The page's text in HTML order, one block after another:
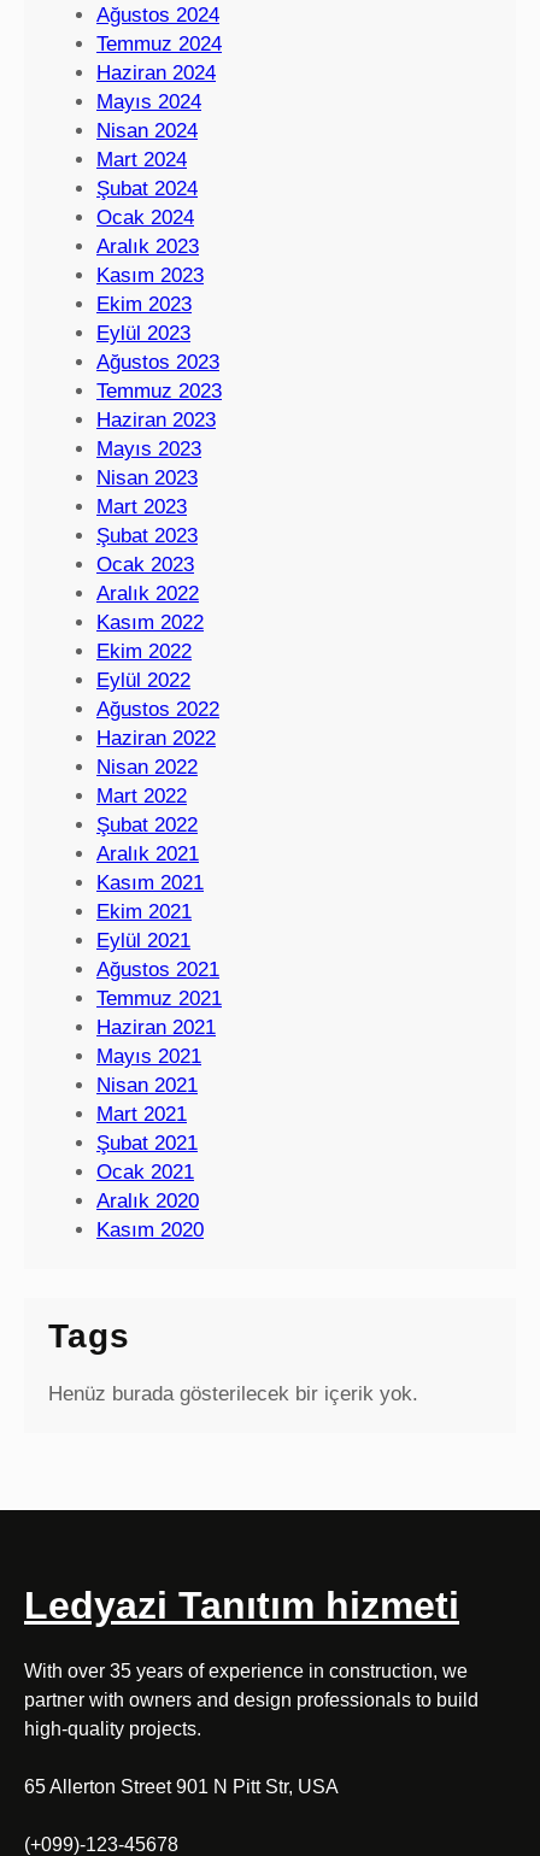
Ağustos 2024
Temmuz 2024
Haziran 2024
Mayıs 2024
Nisan 2024
Mart 2024
Şubat 2024
Ocak 2024
Aralık 2023
Kasım 2023
Ekim 2023
Eylül 2023
Ağustos 2023
Temmuz 2023
Haziran 2023
Mayıs 2023
Nisan 2023
Mart 2023
Şubat 2023
Ocak 2023
Aralık 2022
Kasım 2022
Ekim 2022
Eylül 2022
Ağustos 2022
Haziran 2022
Nisan 2022
Mart 2022
Şubat 2022
Aralık 2021
Kasım 2021
Ekim 2021
Eylül 2021
Ağustos 2021
Temmuz 2021
Haziran 2021
Mayıs 2021
Nisan 2021
Mart 2021
Şubat 2021
Ocak 2021
Aralık 2020
Kasım 2020
Tags
Henüz burada gösterilecek bir içerik yok.
Ledyazi Tanıtım hizmeti
With over 35 years of experience in construction, we
partner with owners and design professionals to build
high-quality projects.
65 Allerton Street 901 N Pitt Str, USA
(+099)-123-45678